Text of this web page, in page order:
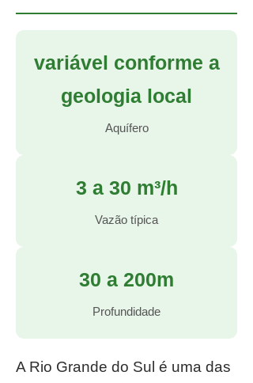
variável conforme a
geologia local
Aquífero
3 a 30 m³/h
Vazão típica
30 a 200m
Profundidade
A Rio Grande do Sul é uma das